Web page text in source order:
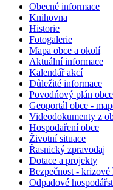
Obecné informace
Knihovna
Historie
Fotogalerie
Mapa obce a okolí
Aktuální informace
Kalendář akcí
Důležité informace
Povodńový plán obce
Geoportál obce -
Videodokumenty z
Hospodaření obce
Životní situace
Řasnický zpravodaj
Dotace a projekty
Bezpečnost - krizové
Odpadové